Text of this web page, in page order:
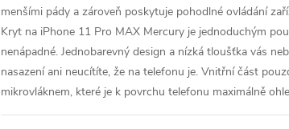
menšími pády a zároveň poskytuje pohodlné ovládání
Kryt na iPhone 11 Pro MAX Mercury je jednoduchým
nenápadné. Jednobarevný design a nízká tloušťka vás
nasazení ani neucítíte, že na telefonu je. Vnitřní část
mikrovláknem, které je k povrchu telefonu maximálně